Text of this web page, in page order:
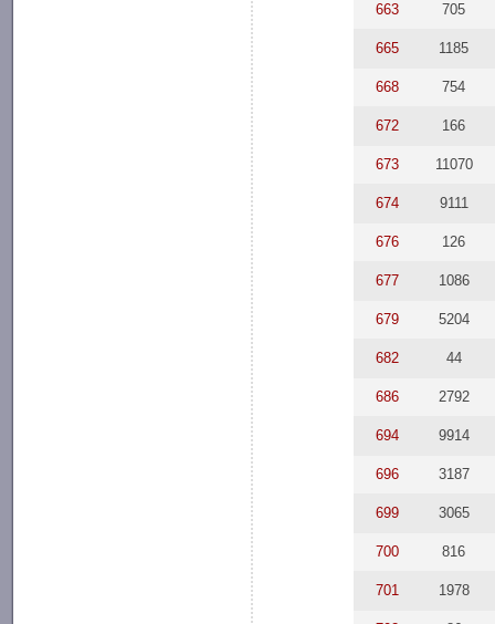
663 705
665 1185
668 754
672 166
673 11070
674 9111
676 126
677 1086
679 5204
682 44
686 2792
694 9914
696 3187
699 3065
700 816
701 1978